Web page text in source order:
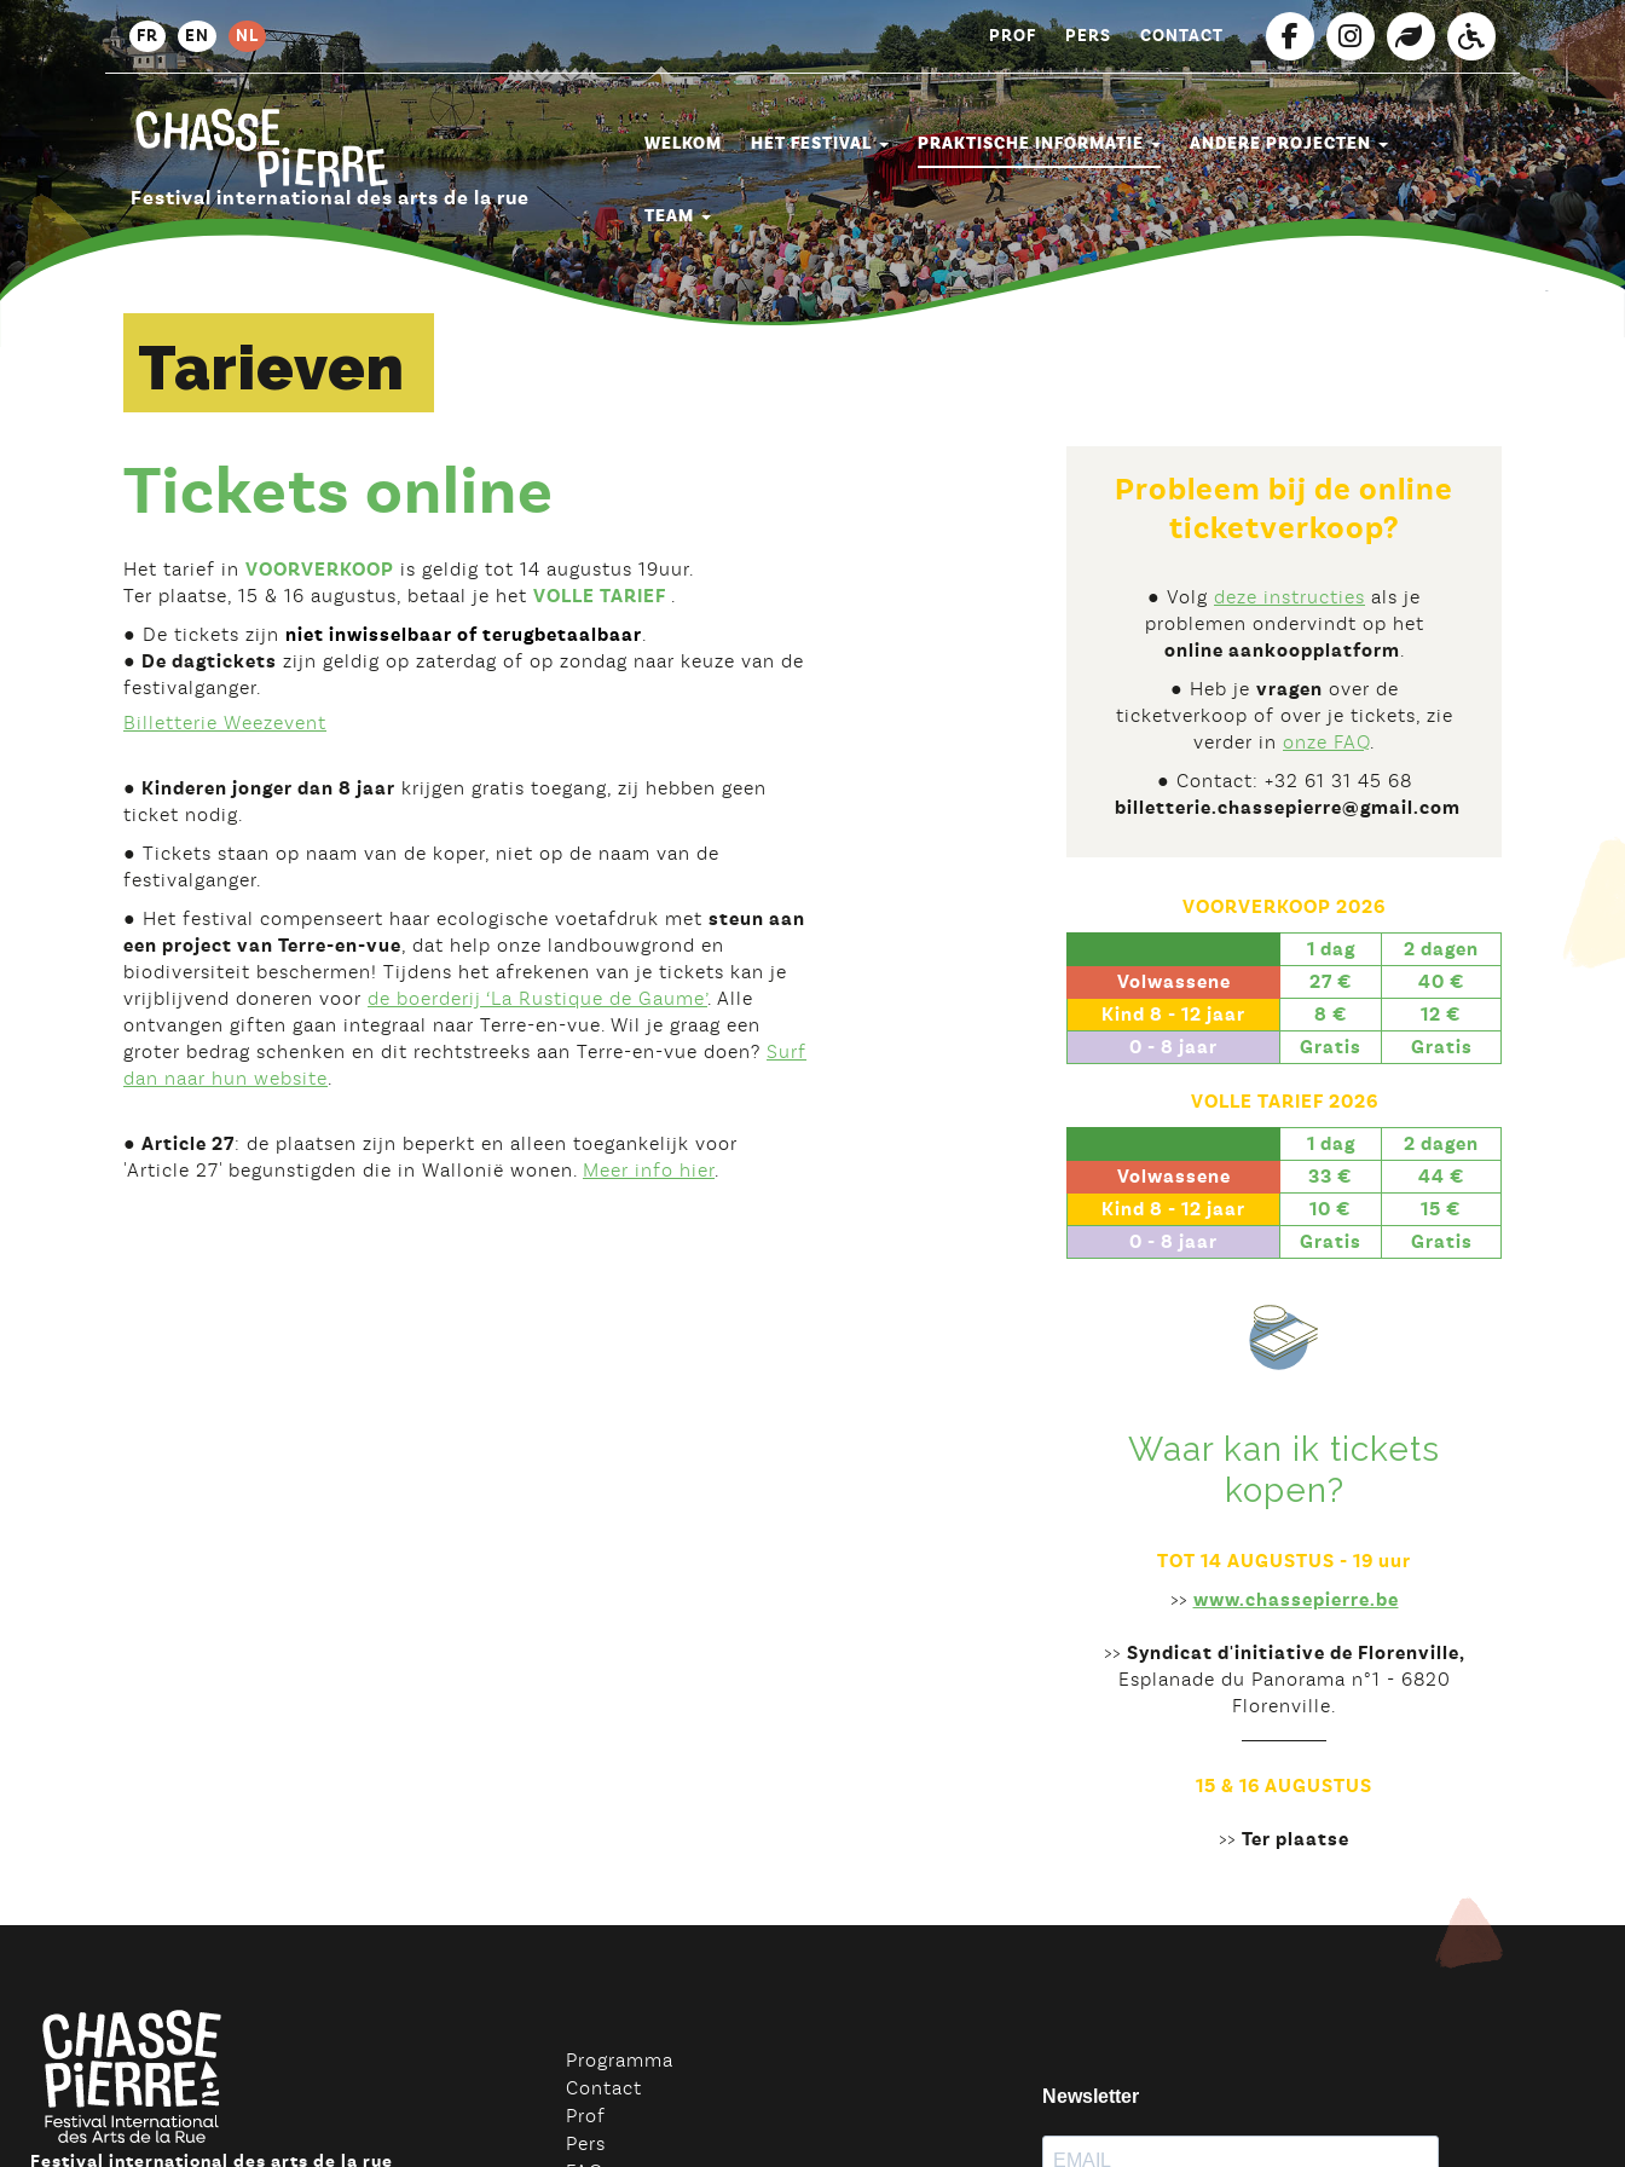
FR EN NL PROF PERS CONTACT
Festival international des arts de la rue
WELKOM HET FESTIVAL PRAKTISCHE INFORMATIE ANDERE PROJECTEN
TEAM
Tarieven
Tickets online
Het tarief in VOORVERKOOP is geldig tot 14 augustus 19uur.
Ter plaatse, 15 & 16 augustus, betaal je het VOLLE TARIEF .
● De tickets zijn niet inwisselbaar of terugbetaalbaar.
● De dagtickets zijn geldig op zaterdag of op zondag naar keuze van de
festivalganger.
Billetterie Weezevent
● Kinderen jonger dan 8 jaar krijgen gratis toegang, zij hebben geen
ticket nodig.
● Tickets staan op naam van de koper, niet op de naam van de
festivalganger.
● Het festival compenseert haar ecologische voetafdruk met steun aan
een project van Terre-en-vue, dat help onze landbouwgrond en
biodiversiteit beschermen! Tijdens het afrekenen van je tickets kan je
vrijblijvend doneren voor de boerderij ‘La Rustique de Gaume’. Alle
ontvangen giften gaan integraal naar Terre-en-vue. Wil je graag een
groter bedrag schenken en dit rechtstreeks aan Terre-en-vue doen? Surf
dan naar hun website.
● Article 27: de plaatsen zijn beperkt en alleen toegankelijk voor
'Article 27' begunstigden die in Wallonië wonen. Meer info hier.
Probleem bij de online
ticketverkoop?
● Volg deze instructies als je
problemen ondervindt op het
online aankoopplatform.
● Heb je vragen over de
ticketverkoop of over je tickets, zie
verder in onze FAQ.
● Contact: +32 61 31 45 68
billetterie.chassepierre@gmail.com
VOORVERKOOP 2026
1 dag
2 dagen
Volwassene
27 €
40 €
Kind 8 - 12 jaar
8 €
12 €
0 - 8 jaar
Gratis Gratis
VOLLE TARIEF 2026
1 dag
2 dagen
Volwassene
33 €
44 €
Kind 8 - 12 jaar
10 €
15 €
0 - 8 jaar
Gratis Gratis
Waar kan ik tickets
kopen?
TOT 14 AUGUSTUS - 19 uur
>> www.chassepierre.be
>> Syndicat d'initiative de Florenville,
Esplanade du Panorama n°1 - 6820
Florenville.
15 & 16 AUGUSTUS
>> Ter plaatse
Festival international des arts de la rue
Programma
Contact
Prof
Pers